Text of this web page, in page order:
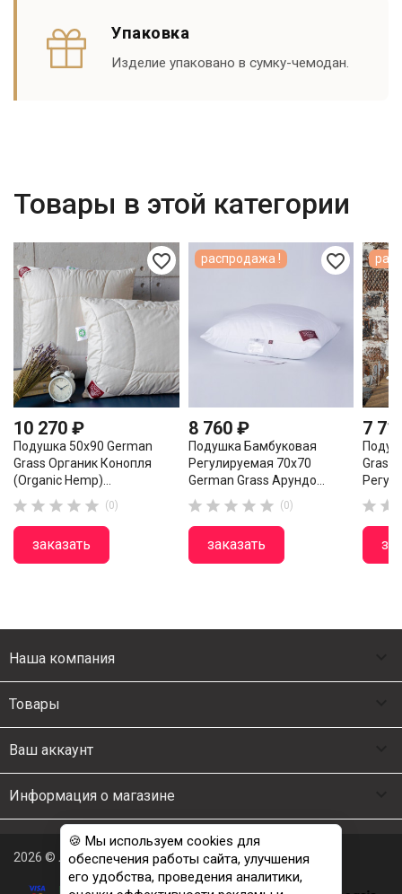
Упаковка
Изделие упаковано в сумку-чемодан.
Товары в этой категории
favorite_border
10 270 ₽
Подушка 50х90 German
Grass Органик Конопля
(Organic Hemp)...
     (0)
заказать
favorite_border
8 760 ₽
Подушка Бамбуковая
Регулируемая 70х70
German Grass Арундо...
     (0)
заказать
распродажа !
7
Grass
 
Наша компания
Товары
Ваш аккаунт
Информация о магазине
2026 © Люкс Постель
🍪 Мы используем cookies для
обеспечения работы сайта, улучшения
его удобства, проведения аналитики,